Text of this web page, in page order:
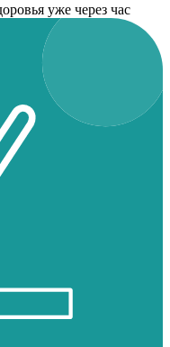
уже через час